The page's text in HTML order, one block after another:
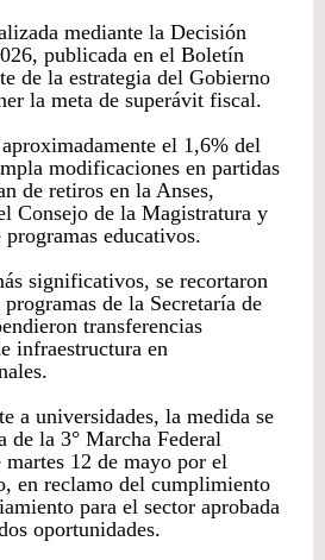
mediante la Decisión
publicada en el Boletín
de la estrategia del Gobierno
la meta de superávit fiscal.
el 1,6% del
modificaciones en partidas
de retiros en la Anses,
Consejo de la Magistratura y
educativos.
significativos, se recortaron
de la Secretaría de
transferencias
infraestructura en
a universidades, la medida se
de la 3° Marcha Federal
martes 12 de mayo por el
en reclamo del cumplimiento
para el sector aprobada
oportunidades.